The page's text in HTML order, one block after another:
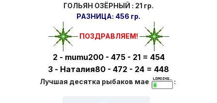
ГОЛЬЯН ОЗЁРНЫЙ : 21 гр.
РАЗНИЦА: 456 гр.
ПОЗДРАВЛЯЕМ!
2 - mumu200 - 475 - 21 = 454
3 - Наталия80 - 472 - 24 = 448
Лучшая десятка рыбаков мае :